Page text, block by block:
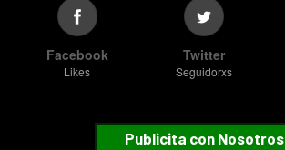
Facebook
Likes
Twitter
Seguidorxs
Publicita con Nosotros